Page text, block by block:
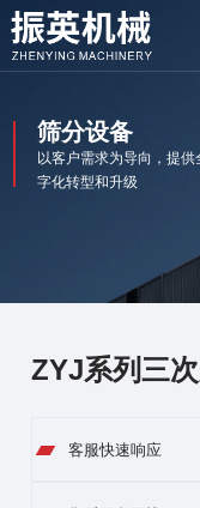
网站首页
客户案例
筛分设备
以客户需求为导向，提
字化转型和升级
ZYJ系列三
客服快速响应